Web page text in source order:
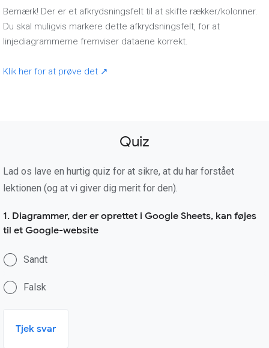
Bemærk! Der er et afkrydsningsfelt til at skifte rækker/kolonner.
Du skal muligvis markere dette afkrydsningsfelt, for at
linjediagrammerne fremviser dataene korrekt.
Klik her for at prøve det ↗
Quiz
Lad os lave en hurtig quiz for at sikre, at du har forstået
lektionen (og at vi giver dig merit for den).
1. Diagrammer, der er oprettet i Google Sheets, kan føjes
til et Google-website
Sandt
Falsk
Tjek svar